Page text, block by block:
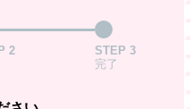
2
STEP 3
完了